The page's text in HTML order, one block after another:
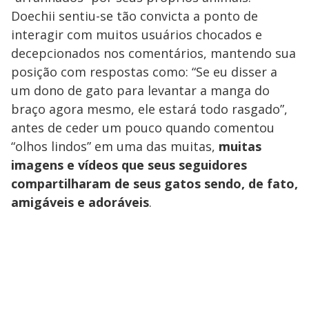
Doechii sentiu-se tão convicta a ponto de
interagir com muitos usuários chocados e
decepcionados nos comentários, mantendo sua
posição com respostas como: “Se eu disser a
um dono de gato para levantar a manga do
braço agora mesmo, ele estará todo rasgado”,
antes de ceder um pouco quando comentou
“olhos lindos” em uma das muitas, muitas
imagens e vídeos que seus seguidores
compartilharam de seus gatos sendo, de fato,
amigáveis e adoráveis.